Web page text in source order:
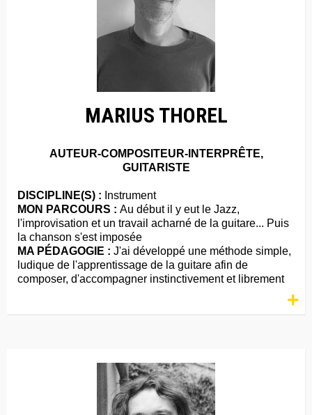
MARIUS THOREL
AUTEUR-COMPOSITEUR-INTERPRÊTE,
GUITARISTE
DISCIPLINE(S) : Instrument
MON PARCOURS : Au début il y eut le Jazz,
l'improvisation et un travail acharné de la guitare... Puis
la chanson s'est imposée
MA PÉDAGOGIE : J'ai développé une méthode simple,
ludique de l'apprentissage de la guitare afin de
composer, d'accompagner instinctivement et librement
+